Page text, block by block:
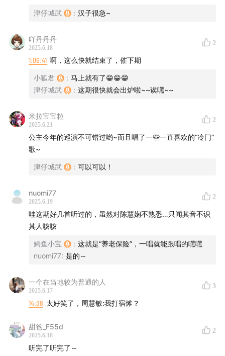
·出生中产世家，出过读大学的少女，歪打误撞，成为歌坛
天后！
·从少女之声《逝去的诺言》、到快歌霸榜《跳舞街》、再
·爱情与友情：三段无果的感情经历，幸得好友张学友相伴
·事业起伏、心理病患……几度淡出歌坛的缘由
·《归来吧》《红茶馆》《飘雪》……一张隐退低调发行的
打开这扇任意门，去领会公主陈慧娴的风采吧！
津仔城武 : 汉子很急~
吖丹丹丹
2025.6.18
2
1:06:41 啊，这么快就结束了，催下期
小狐君 : 马上就有了😁😁😁
津仔城武
: 这期很快就会出炉啦~~诶嘿~~
米拉宝宝粒
2025.6.21
2
公主今年的巡演不可错过哟~而且唱了一些一直喜欢的“冷门”
歌~
津仔城武 : 可以可以！
nuomi77
2025.6.19
2
哇这期好几首听过的，虽然对陈慧娴不熟悉…只闻其音不识
其人咳咳
鳄鱼小宝 : 这就是“养老保险”，一唱就能跟唱的嘿嘿
nuomi77: 是的～
一个在当地较为普通的人
2025.6.17
3
14:38 太好笑了，周慧敏:我打宿傩？
甜爸_F55d
2025.6.18
2
听完了听完了～